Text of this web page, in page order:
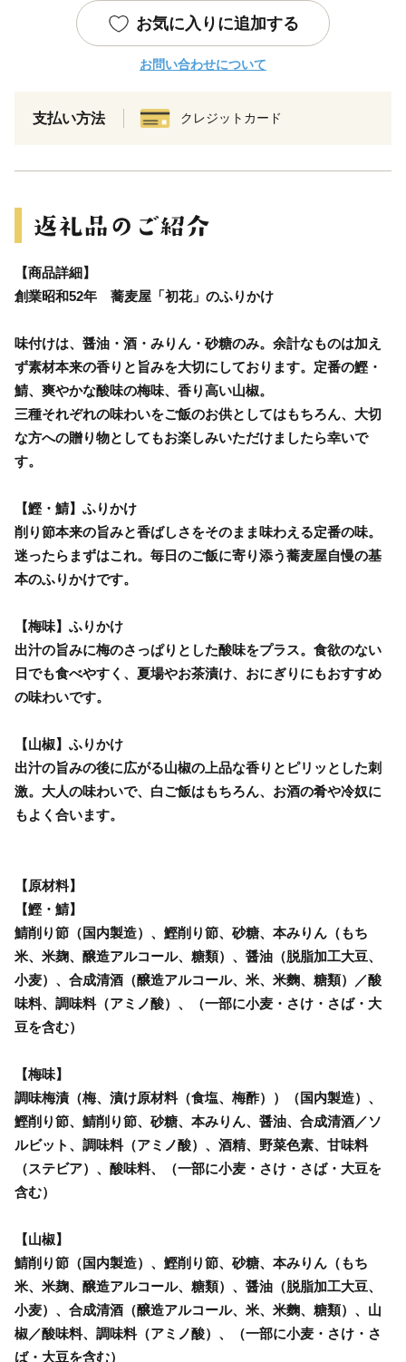
お気に入りに追加する
お問い合わせについて
支払い方法 クレジットカード
【商品詳細】
創業昭和52年 蕎麦屋「初花」のふりかけ
味付けは、醤油・酒・みりん・砂糖のみ。余計なものは加え
ず素材本来の香りと旨みを大切にしております。定番の鰹・
鯖、爽やかな酸味の梅味、香り高い山椒。
三種それぞれの味わいをご飯のお供としてはもちろん、大切
な方への贈り物としてもお楽しみいただけましたら幸いで
す。
【鰹・鯖】ふりかけ
削り節本来の旨みと香ばしさをそのまま味わえる定番の味。
迷ったらまずはこれ。毎日のご飯に寄り添う蕎麦屋自慢の基
本のふりかけです。
【梅味】ふりかけ
出汁の旨みに梅のさっぱりとした酸味をプラス。食欲のない
日でも食べやすく、夏場やお茶漬け、おにぎりにもおすすめ
の味わいです。
【山椒】ふりかけ
出汁の旨みの後に広がる山椒の上品な香りとピリッとした刺
激。大人の味わいで、白ご飯はもちろん、お酒の肴や冷奴に
もよく合います。
【原材料】
【鰹・鯖】
鯖削り節（国内製造）、鰹削り節、砂糖、本みりん（もち
米、米麹、醸造アルコール、糖類）、醤油（脱脂加工大豆、
小麦）、合成清酒（醸造アルコール、米、米麴、糖類）／酸
味料、調味料（アミノ酸）、（一部に小麦・さけ・さば・大
豆を含む）
【梅味】
調味梅漬（梅、漬け原材料（食塩、梅酢））（国内製造）、
鰹削り節、鯖削り節、砂糖、本みりん、醤油、合成清酒／ソ
ルビット、調味料（アミノ酸）、酒精、野菜色素、甘味料
（ステビア）、酸味料、（一部に小麦・さけ・さば・大豆を
含む）
【山椒】
鯖削り節（国内製造）、鰹削り節、砂糖、本みりん（もち
米、米麹、醸造アルコール、糖類）、醤油（脱脂加工大豆、
小麦）、合成清酒（醸造アルコール、米、米麴、糖類）、山
椒／酸味料、調味料（アミノ酸）、（一部に小麦・さけ・さ
ば・大豆を含む）